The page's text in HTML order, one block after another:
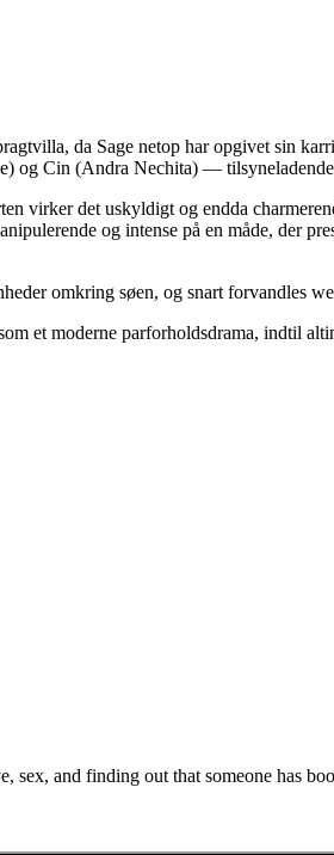
da Sage netop har opgivet sin
og Cin (Andra Nechita) — tilsyneladende
virker det uskyldigt og endda
og intense på en måde, der
omkring søen, og snart forvandles
et moderne parforholdsdrama, indtil
and finding out that someone has